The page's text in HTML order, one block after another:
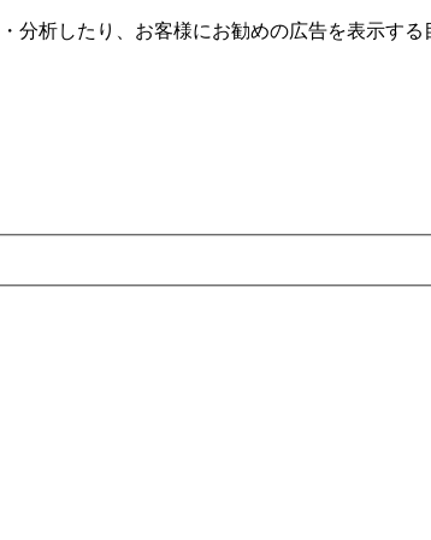
分析したり、お客様にお勧めの広告を表⽰する